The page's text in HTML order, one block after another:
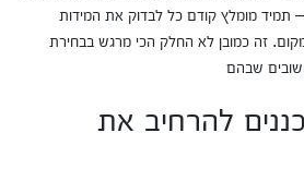
תמיד מומלץ קודם כל לבדוק את המידות
זה כמובן לא החלק הכי מרגש בבחירת
שבהם
להרחיב את